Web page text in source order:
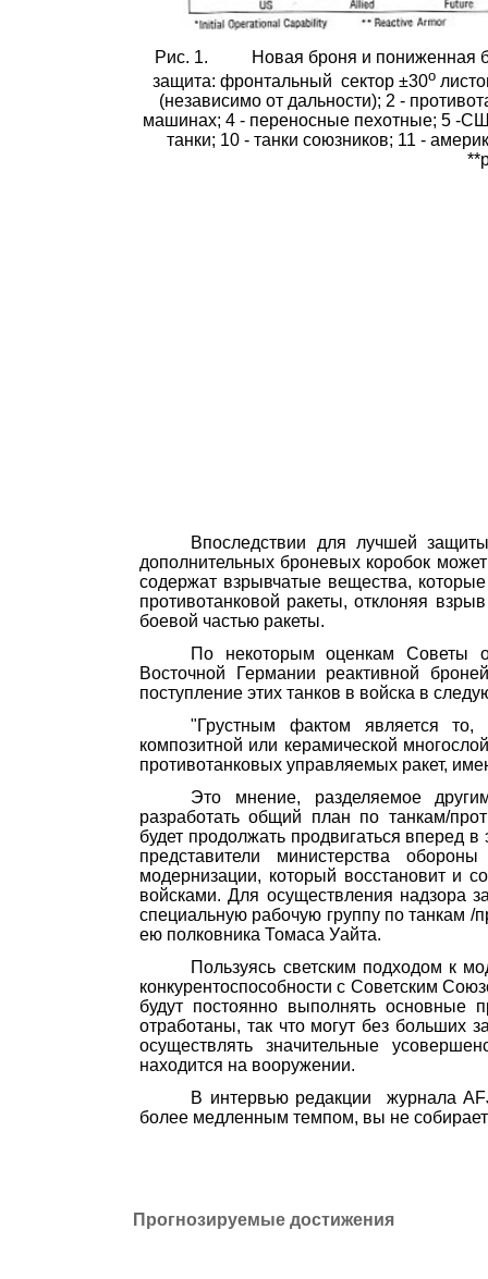
Рис. 1.
Новая броня и пониженная
защита: фронтальный сектор ±30о
(независимо от дальности); 2 -
машинах; 4 - переносные пехотные; 5 -
танки; 10 - танки союзников; 11 -
Впоследствии для лучшей
дополнительных броневых коробок
содержат взрывчатые вещества,
противотанковой ракеты, отклоняя
боевой частью ракеты.
По некоторым оценкам Советы
Восточной Германии реактивной
поступление этих танков в войска в
"Грустным фактом является
композитной или керамической
противотанко­вых управляемых ракет,
Это мнение, разделяемое
разработать общий план по танкам/
будет продолжать продвигаться вперед
представители министерства
модернизации, который восстановит и
войсками. Для осуществления надзора
специальную рабочую группу по танкам /
ею полковника Томаса Уайта.
Пользуясь светским подходом к
конкурентоспособности с Советским
будут постоянно выполнять основные
отработаны, так что могут без больших
осуществлять зна­чительные
находится на вооружении.
В интервью редакции
журнала
более медленным темпом, вы не
Прогнозируемые достижения